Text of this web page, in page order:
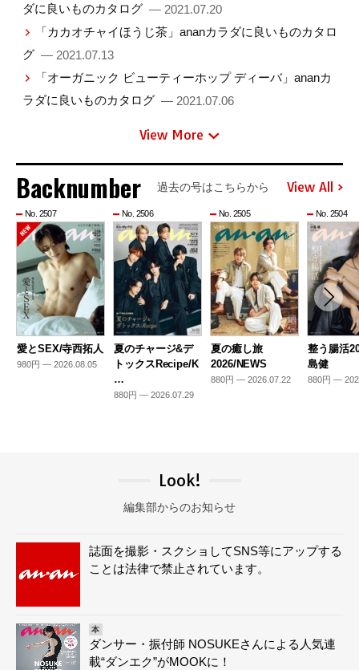
ダに良いものカタログ — 2021.07.20
「カカオチャイほうじ茶」ananカラダに良いものカタロ
グ — 2021.07.13
「オーガニック ビューティーホップ ディーバ」ananカ
ラダに良いものカタログ — 2021.07.06
View More
Backnumber 過去の号はこちらから View All
No. 2507
愛とSEX/寺西拓人
980円 — 2026.08.05
No. 2506
夏のチャージ&デ
トックスRecipe/K
…
880円 — 2026.07.29
No. 2505
夏の癒し旅
2026/NEWS
880円 — 2026.07.22
No. 2504
整う腸活
島健
880円 —
Look!
編集部からのお知らせ
誌面を撮影・スクショしてSNS等にアップする
ことは法律で禁止されています。
本
ダンサー・振付師 NOSUKEさんによる人気連
載“ダンエク”がMOOKに！